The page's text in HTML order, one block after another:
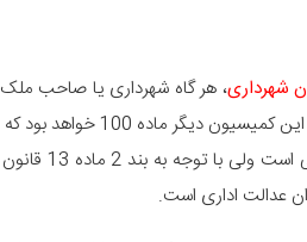
نسبت به آن رای اعتراض کند،